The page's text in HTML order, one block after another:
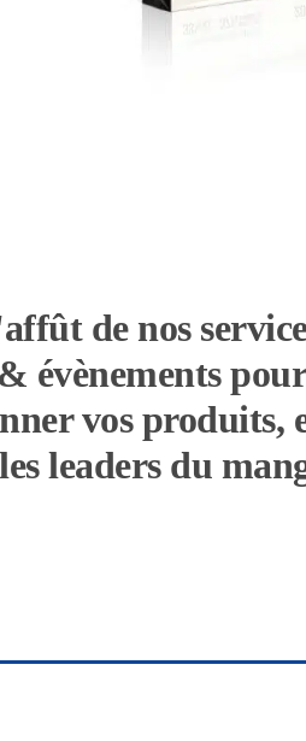
de nos
évènements pour
vos produits,
leaders du